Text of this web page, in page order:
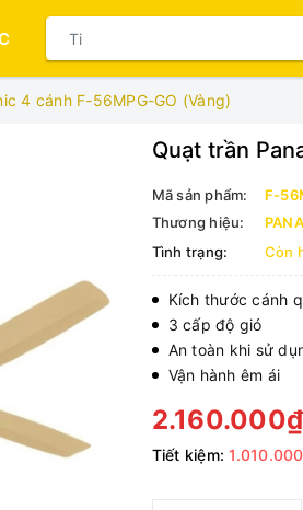
4 cánh F-56MPG-GO (Vàng)
Quạt trần
Mã sản phẩm:
F-
Thương hiệu:
Tình trạng:
Còn
Kích thước cánh
3 cấp độ gió
An toàn khi sử
Vận hành êm ái
2.160.000₫
Tiết kiệm: